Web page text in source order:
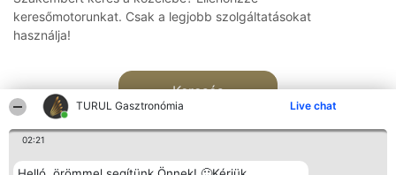
TURUL Gasztronómia Live chat
02:21
keresőmotorunkat. Csak a legjobb szolgáltatásokat
használja!
Keresés